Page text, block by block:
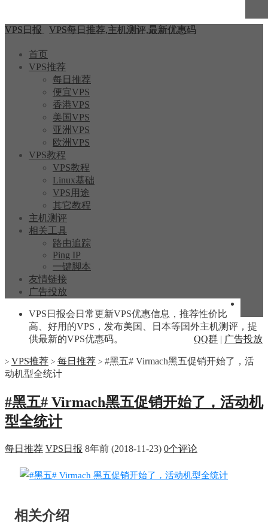
VPS日报 VPS每日推荐,主机测评,最新优惠码
首页
VPS推荐
每日推荐
便宜VPS
香港VPS
美国VPS
亚洲VPS
欧洲VPS
VPS教程
VPS教程
Linux基础
VPS用途
其它教程
主机测评
相关工具
路由追踪
Ping IP
一键脚本
友情链接
广告投放
VPS日报会日常更新VPS优惠信息，推荐性价比
高、好用的VPS，发布美国、日本等国外主机测评，提
供最新的VPS优惠码。
QQ群 | 广告投放
> VPS推荐 > 每日推荐 > #黑五# Virmach黑五促销开始了，活
动机型全统计
#黑五# Virmach黑五促销开始了，活动机
型全统计
每日推荐 VPS日报 8年前 (2018-11-23) 0个评论
相关介绍